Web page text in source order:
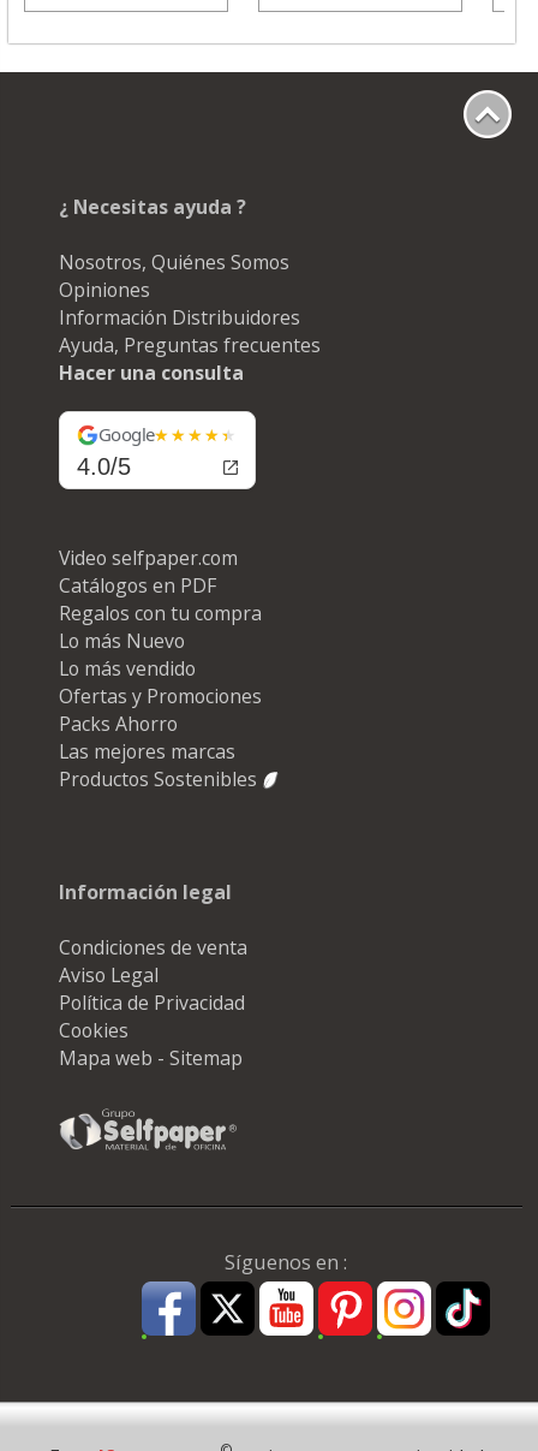
¿ Necesitas ayuda ?
Nosotros, Quiénes Somos
Opiniones
Información Distribuidores
Ayuda, Preguntas frecuentes
Hacer una consulta
Google
4.0/5
Video selfpaper.com
Catálogos en PDF
Regalos con tu compra
Lo más Nuevo
Lo más vendido
Ofertas y Promociones
Packs Ahorro
Las mejores marcas
Productos Sostenibles
Información legal
Condiciones de venta
Aviso Legal
Política de Privacidad
Cookies
Mapa web - Sitemap
Síguenos en :
Pago Seguro